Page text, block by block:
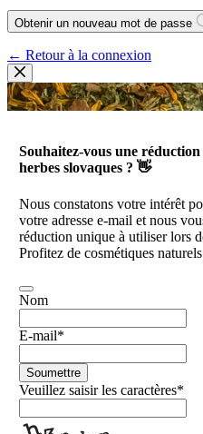
Obtenir un nouveau mot de passe
← Retour à la connexion
Souhaitez-vous une
herbes slovaques ? 👋
Nous constatons votre intérêt
votre adresse e-mail et nous
réduction unique à utiliser lors
Profitez de cosmétiques
Nom
E-mail*
Soumettre
Veuillez saisir les caractères*